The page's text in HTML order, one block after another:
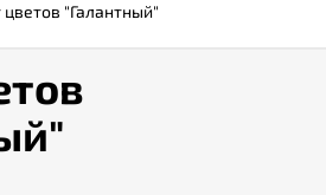
цветов "Галантный"